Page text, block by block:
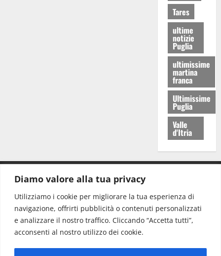
Diamo valore alla tua privacy
Utilizziamo i cookie per migliorare la tua esperienza di
navigazione, offrirti pubblicità o contenuti personalizzati
e analizzare il nostro traffico. Cliccando “Accetta tutti”,
acconsenti al nostro utilizzo dei cookie.
Tares
ultime
notizie
Puglia
ultimissime
martina
franca
Ultimissime
Puglia
Valle
d'Itria
Redazione: redazione@www.martinasera.it
Direttore:direttore@www.martinasera.it
Info & Commerciale:info@www.martinasera.it